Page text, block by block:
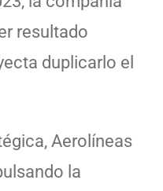
resultado
duplicarlo el
Aerolíneas
la